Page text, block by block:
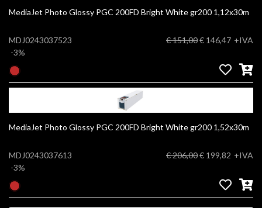
MediaJet Photo Glossy PGC 200FD Bright White gr200 1,12x30m
MDJ0243037523
-3%
€ 151,00€ 146,47 +IVA
MediaJet Photo Glossy PGC 200FD Bright White gr200 1,52x30m
MDJ0243037613
-3%
€ 206,00€ 199,82 +IVA